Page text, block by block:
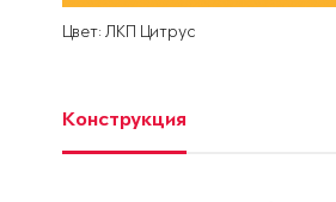
Цвет: ЛКП Цитрус
Конструкция